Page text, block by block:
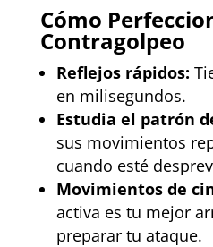
Cómo
Contragolpeo
Reflejos rápidos:
en milisegundos.
Estudia el patrón
sus movimientos
cuando esté
Movimientos de
activa es tu mejor
preparar tu ataque.